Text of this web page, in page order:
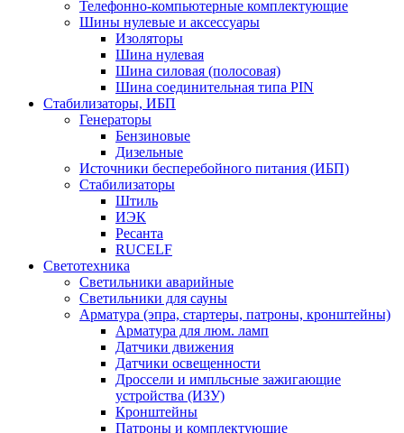
Телефонно-компьютерные комплектующие
Шины нулевые и аксессуары
Изоляторы
Шина нулевая
Шина силовая (полосовая)
Шина соединительная типа PIN
Стабилизаторы, ИБП
Генераторы
Бензиновые
Дизельные
Источники бесперебойного питания (ИБП)
Стабилизаторы
Штиль
ИЭК
Ресанта
RUCELF
Светотехника
Светильники аварийные
Светильники для сауны
Арматура (эпра, стартеры, патроны, кронштейны)
Арматура для люм. ламп
Датчики движения
Датчики освещенности
Дроссели и импльсные зажигающие
устройства (ИЗУ)
Кронштейны
Патроны и комплектующие